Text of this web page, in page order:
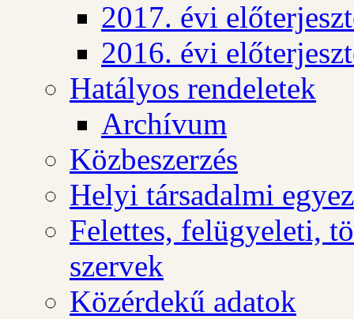
2017. évi
2016. évi
Hatályos rendeletek
Archívum
Közbeszerzés
Helyi társadalmi
Felettes, felügyeleti,
szervek
Közérdekű adatok